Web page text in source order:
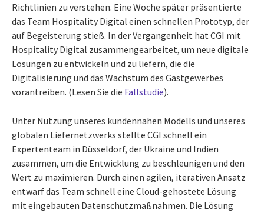
Richtlinien zu verstehen. Eine Woche später präsentierte
das Team Hospitality Digital einen schnellen Prototyp, der
auf Begeisterung stieß. In der Vergangenheit hat CGI mit
Hospitality Digital zusammengearbeitet, um neue digitale
Lösungen zu entwickeln und zu liefern, die die
Digitalisierung und das Wachstum des Gastgewerbes
vorantreiben. (Lesen Sie die Fallstudie).
Unter Nutzung unseres kundennahen Modells und unseres
globalen Liefernetzwerks stellte CGI schnell ein
Expertenteam in Düsseldorf, der Ukraine und Indien
zusammen, um die Entwicklung zu beschleunigen und den
Wert zu maximieren. Durch einen agilen, iterativen Ansatz
entwarf das Team schnell eine Cloud-gehostete Lösung
mit eingebauten Datenschutzmaßnahmen. Die Lösung